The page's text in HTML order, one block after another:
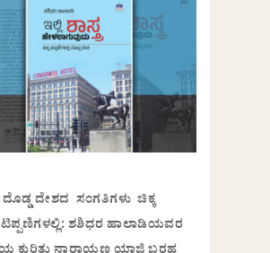
ದೊಡ್ಡ ದೇಶದ ಸಂಗತಿಗಳು ಚಿಕ್ಕ
ಟಿಪ್ಪಣಿಗಳಲ್ಲಿ: ಶಶಿಧರ ಹಾಲಾಡಿಯವರ